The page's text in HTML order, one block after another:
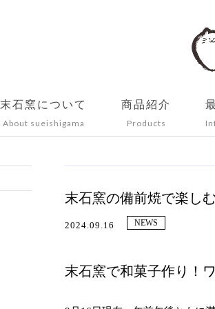
末石窯について
About sueishigama
商品紹介
Products
末石窯の備前焼で楽し
2024.09.16 NEWS
末石窯で和菓子作り！